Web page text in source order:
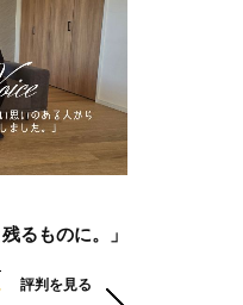
るものに。」
評判を見る